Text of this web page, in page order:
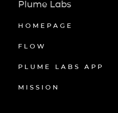
Plume Labs
HOMEPAGE
FLOW
PLUME LABS APP
MISSION